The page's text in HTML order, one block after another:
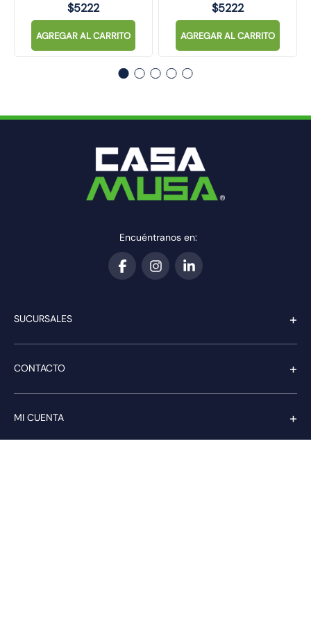
$5222
AGREGAR AL CARRITO
$5222
AGREGAR AL CARRITO
Encuéntranos en:
SUCURSALES +
CONTACTO +
MI CUENTA +